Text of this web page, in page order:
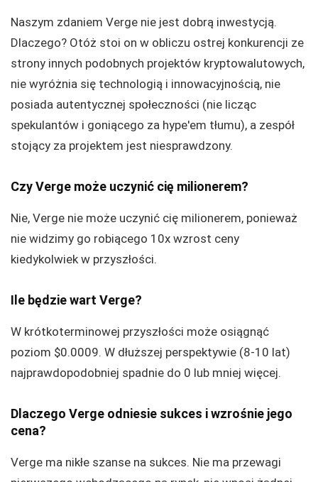
Naszym zdaniem Verge nie jest dobrą inwestycją.
Dlaczego? Otóż stoi on w obliczu ostrej konkurencji ze
strony innych podobnych projektów kryptowalutowych,
nie wyróżnia się technologią i innowacyjnością, nie
posiada autentycznej społeczności (nie licząc
spekulantów i goniącego za hype'em tłumu), a zespół
stojący za projektem jest niesprawdzony.
Czy Verge może uczynić cię milionerem?
Nie, Verge nie może uczynić cię milionerem, ponieważ
nie widzimy go robiącego 10x wzrost ceny
kiedykolwiek w przyszłości.
Ile będzie wart Verge?
W krótkoterminowej przyszłości może osiągnąć
poziom $0.0009. W dłuższej perspektywie (8-10 lat)
najprawdopodobniej spadnie do 0 lub mniej więcej.
Dlaczego Verge odniesie sukces i wzrośnie jego
cena?
Verge ma nikłe szanse na sukces. Nie ma przewagi